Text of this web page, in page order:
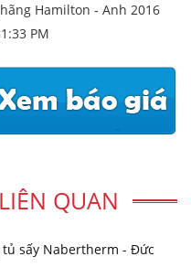
Hamilton - Anh 2016
PM
QUAN
sấy Nabertherm - Đức